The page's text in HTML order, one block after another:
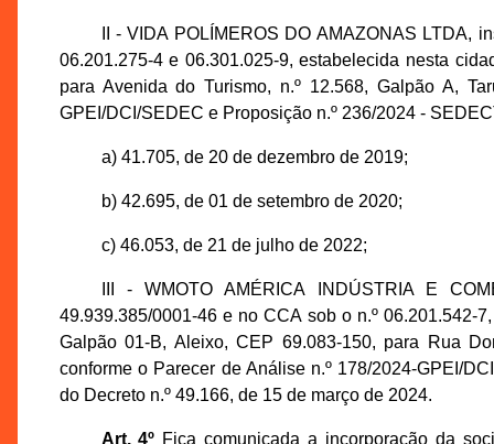
II - VIDA POLÍMEROS DO AMAZONAS LTDA,
06.201.275-4 e 06.301.025-9, estabelecida nesta
para Avenida do Turismo, n.º 12.568, Galpão A,
GPEI/DCI/SEDEC e Proposição n.º 236/2024 -
a) 41.705, de 20 de dezembro de 2019;
b) 42.695, de 01 de setembro de 2020;
c) 46.053, de 21 de julho de 2022;
III - WMOTO AMÉRICA INDÚSTRIA E
49.939.385/0001-46 e no CCA sob o n.º 06.201.542-
Galpão 01-B, Aleixo, CEP 69.083-150, para Rua
conforme o Parecer de Análise n.º 178/2024-GPEI/
do Decreto n.º 49.166, de 15 de março de 2024.
Art. 4º Fica comunicada a incorporação da